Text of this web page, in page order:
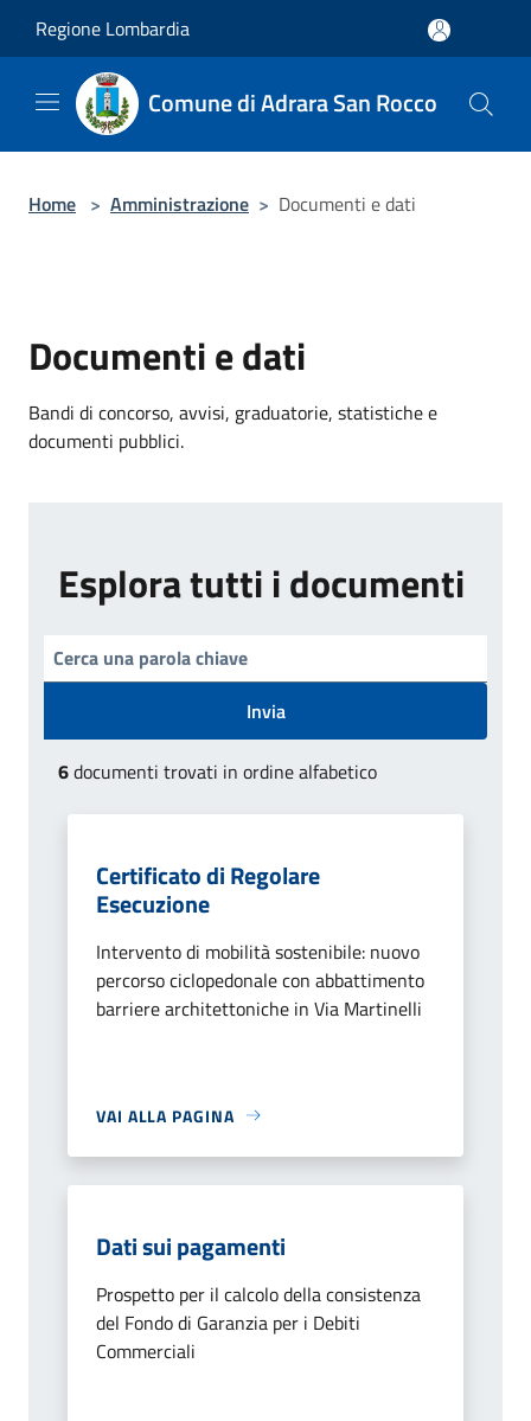
Regione Lombardia
Comune di Adrara San Rocco
Home > Amministrazione > Documenti e dati
Documenti e dati
Bandi di concorso, avvisi, graduatorie, statistiche e
documenti pubblici.
Esplora tutti i documenti
Invia
6documenti trovati in ordine alfabetico
Certificato di Regolare
Esecuzione
Intervento di mobilità sostenibile: nuovo
percorso ciclopedonale con abbattimento
barriere architettoniche in Via Martinelli
VAI ALLA PAGINA
Dati sui pagamenti
Prospetto per il calcolo della consistenza
del Fondo di Garanzia per i Debiti
Commerciali